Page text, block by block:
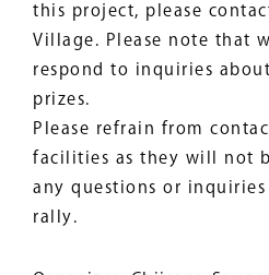
this project, please
Village. Please note that
respond to inquiries
prizes.
Please refrain from
facilities as they will not
any questions or
rally.